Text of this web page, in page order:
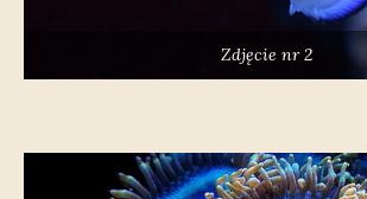
Zdjęcie nr 2